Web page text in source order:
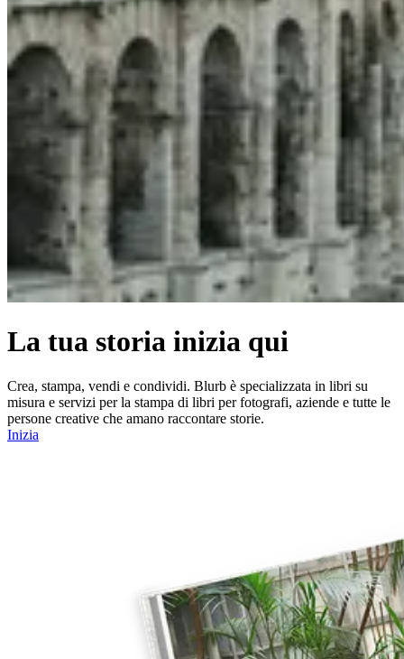
La tua storia inizia qui
Crea, stampa, vendi e condividi. Blurb è specializzata in libri su
misura e servizi per la stampa di libri per fotografi, aziende e tutte le
persone creative che amano raccontare storie.
Inizia